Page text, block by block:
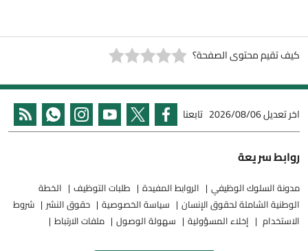
كيف تقيم محتوى الصفحة؟
اخر تعديل2026/08/06 تابعنا
روابط سريعة
مدونة السلوك الوظيفي الروابط المفيدة طلبات التوظيف
الخطة
الوطنية الشاملة لحقوق الإنسان
سياسة الخصوصية حقوق النشر
شروط
الاستخدام
إخلاء المسؤولية سهولة الوصول ملفات الارتباط